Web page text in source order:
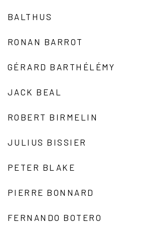
BALTHUS
RONAN BARROT
GÉRARD BARTHÉLÉMY
JACK BEAL
ROBERT BIRMELIN
JULIUS BISSIER
PETER BLAKE
PIERRE BONNARD
FERNANDO BOTERO